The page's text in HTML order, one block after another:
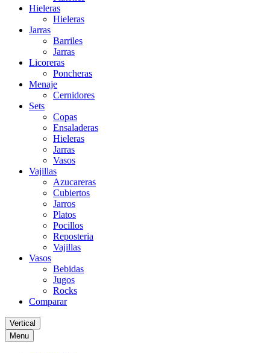
Hieleras
Hieleras
Jarras
Barriles
Jarras
Licoreras
Poncheras
Menaje
Cernidores
Sets
Copas
Ensaladeras
Hieleras
Jarras
Vasos
Vajillas
Azucareras
Cubiertos
Jarros
Platos
Pocillos
Reposteria
Vajillas
Vasos
Bebidas
Jugos
Rocks
Comparar
Vertical
Menu